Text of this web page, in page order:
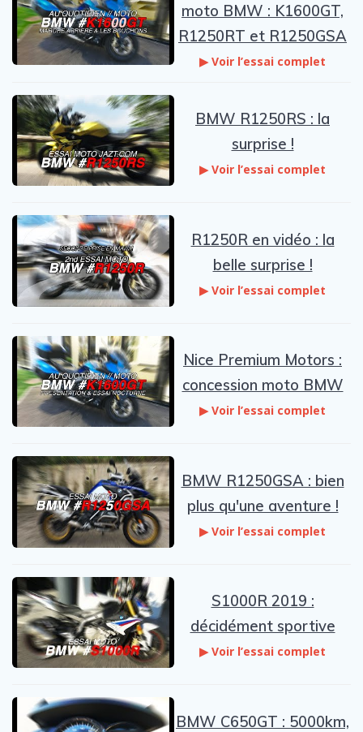
moto BMW : K1600GT,
R1250RT et R1250GSA
▶ Voir l’essai complet
BMW R1250RS : la
surprise !
▶ Voir l’essai complet
R1250R en vidéo : la
belle surprise !
▶ Voir l’essai complet
Nice Premium Motors :
concession moto BMW
▶ Voir l’essai complet
BMW R1250GSA : bien
plus qu'une aventure !
▶ Voir l’essai complet
S1000R 2019 :
décidément sportive
▶ Voir l’essai complet
BMW C650GT : 5000km,